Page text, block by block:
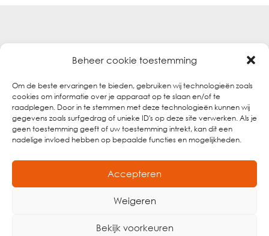
Beheer cookie toestemming
Om de beste ervaringen te bieden, gebruiken wij technologieën zoals
cookies om informatie over je apparaat op te slaan en/of te
raadplegen. Door in te stemmen met deze technologieën kunnen wij
gegevens zoals surfgedrag of unieke ID's op deze site verwerken. Als je
geen toestemming geeft of uw toestemming intrekt, kan dit een
nadelige invloed hebben op bepaalde functies en mogelijkheden.
Accepteren
Weigeren
Bekijk voorkeuren
Meer Yookr nieuws
Wij houden je graag op de hoogte van al het nieuws
rondom onze werkzaamheden.
Bekijk al ons nieuws